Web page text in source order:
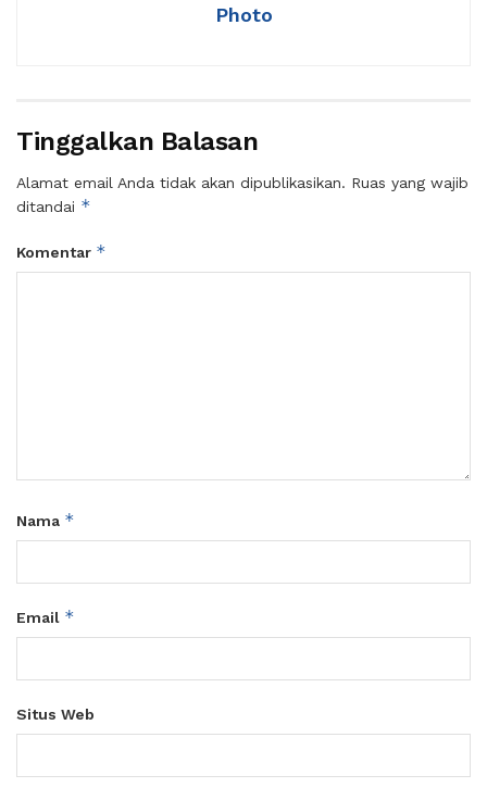
Photo
Tinggalkan Balasan
Alamat email Anda tidak akan dipublikasikan. Ruas yang wajib
ditandai *
Komentar *
Nama *
Email *
Situs Web